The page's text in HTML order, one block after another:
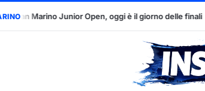
oggi è il giorno delle finali Papa Leone XIV a